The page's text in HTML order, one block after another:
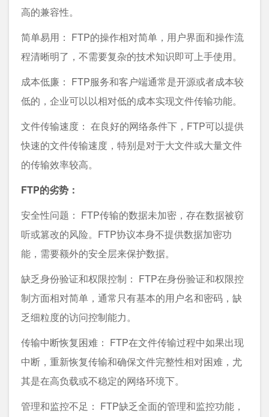
高的兼容性。
简单易用： FTP的操作相对简单，用户界面和操作流
程清晰明了，不需要复杂的技术知识即可上手使用。
成本低廉： FTP服务和客户端通常是开源或者成本较
低的，企业可以以相对低的成本实现文件传输功能。
文件传输速度： 在良好的网络条件下，FTP可以提供
快速的文件传输速度，特别是对于大文件或大量文件
的传输效率较高。
FTP的劣势：
安全性问题： FTP传输的数据未加密，存在数据被窃
听或篡改的风险。FTP协议本身不提供数据加密功
能，需要额外的安全层来保护数据。
缺乏身份验证和权限控制： FTP在身份验证和权限控
制方面相对简单，通常只有基本的用户名和密码，缺
乏细粒度的访问控制能力。
传输中断恢复困难： FTP在文件传输过程中如果出现
中断，重新恢复传输和确保文件完整性相对困难，尤
其是在高负载或不稳定的网络环境下。
管理和监控不足： FTP缺乏全面的管理和监控功能，